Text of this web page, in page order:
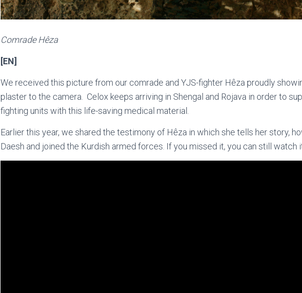
Comrade Hêza
[EN]
We received this picture from our comrade and YJS-fighter Hêza proudly
plaster to the camera. Celox keeps arriving in Shengal and Rojava in order to
fighting units with this life-saving medical material.
Earlier this year, we shared the testimony of Hêza in which she tells her story,
Daesh and joined the Kurdish armed forces. If you missed it, you can still watch